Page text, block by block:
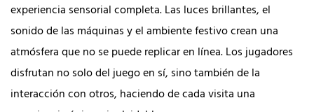
experiencia sensorial completa. Las luces brillantes, el
sonido de las máquinas y el ambiente festivo crean una
atmósfera que no se puede replicar en línea. Los jugadores
disfrutan no solo del juego en sí, sino también de la
interacción con otros, haciendo de cada visita una